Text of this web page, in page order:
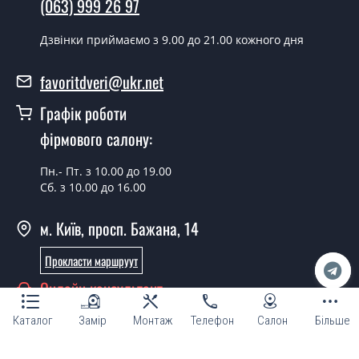
Каталог Замір Монтаж Телефон Салон Більше
Скільки коштує встановлення дверей
Сіціліка ясен сатин?
Вартість встановлення дверей Сіціліка ясен сатин - от
Можна на сьогодні викликати
замірника?
Так можна.
двері фаворит?
Так, ми маємо великий асортимент готових
міжкімнатних дверей ТМ Фаворит.
Ви робите нестандартні міжкімнатні
двері?
(063) 999 26 97
Дзвінки приймаємо з 9.00 до 21.00 кожного дня
favoritdveri@ukr.net
Графік роботи
фірмового салону:
Пн.- Пт. з 10.00 до 19.00
Сб. з 10.00 до 16.00
м. Київ, просп. Бажана, 14
Прокласти маршруут
Онлайн консультант